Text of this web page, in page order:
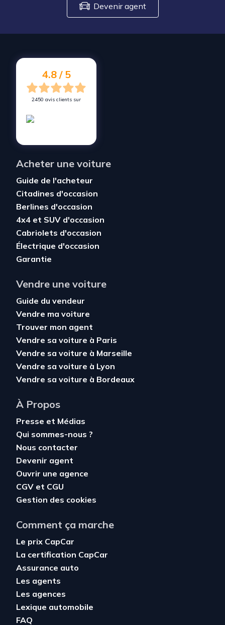
Devenir agent
4.8 / 5
2450 avis clients sur
Acheter une voiture
Guide de l'acheteur
Citadines d'occasion
Berlines d'occasion
4x4 et SUV d'occasion
Cabriolets d'occasion
Électrique d'occasion
Garantie
Vendre une voiture
Guide du vendeur
Vendre ma voiture
Trouver mon agent
Vendre sa voiture à Paris
Vendre sa voiture à Marseille
Vendre sa voiture à Lyon
Vendre sa voiture à Bordeaux
À Propos
Presse et Médias
Qui sommes-nous ?
Nous contacter
Devenir agent
Ouvrir une agence
CGV et CGU
Gestion des cookies
Comment ça marche
Le prix CapCar
La certification CapCar
Assurance auto
Les agents
Les agences
Lexique automobile
FAQ